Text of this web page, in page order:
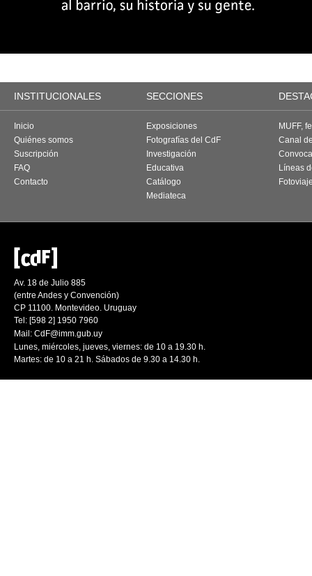
INSTITUCIONALES SECCIONES
Inicio
Quiénes somos
Suscripción
FAQ
Contacto
Exposiciones
Fotografías del CdF
Investigación
Educativa
Catálogo
Mediateca
MUFF,
Canal
Líneas
Av. 18 de Julio 885
(entre Andes y Convención)
CP 11100. Montevideo. Uruguay
Tel: [598 2] 1950 7960
Mail: CdF@imm.gub.uy
Lunes, miércoles, jueves, viernes: de 10 a 19.30 h.
Martes: de 10 a 21 h. Sábados de 9.30 a 14.30 h.